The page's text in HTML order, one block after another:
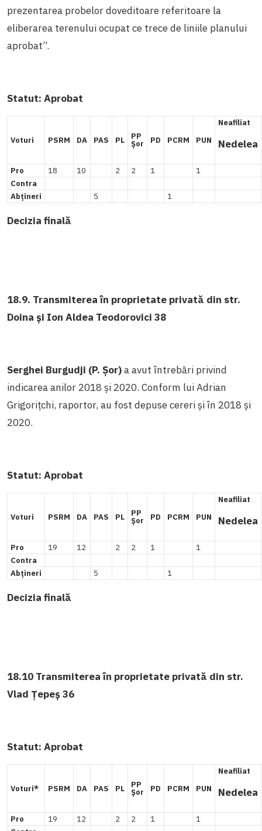
prezentarea probelor doveditoare referitoare la
eliberarea terenului ocupat ce trece de liniile planului
aprobat”.
Statut: Aprobat
Voturi PSRM DA PAS PL PP
Șor PD PCRM PUN
Neafiliat
Nedelea
Pro 18 10 2 2 1
1
Contra
Abțineri
5 1
Decizia finală
18.9. Transmiterea în proprietate privată din str.
Doina și Ion Aldea Teodorovici 38
Serghei Burgudji (P. Șor)a avut întrebări privind
indicarea anilor 2018 și 2020. Conform lui Adrian
Grigorițchi, raportor, au fost depuse cereri și în 2018 și
2020.
Statut: Aprobat
Voturi PSRM DA PAS PL PP
Șor PD PCRM PUN
Neafiliat
Nedelea
Pro 19 12 2 2 1
1
Contra
Abțineri
5 1
Decizia finală
18.10 Transmiterea în proprietate privată din str.
Vlad Țepeș 36
Statut: Aprobat
Voturi* PSRM DA PAS PL PP
Șor PD PCRM PUN
Neafiliat
Nedelea
Pro 19 12 2 2 1
1